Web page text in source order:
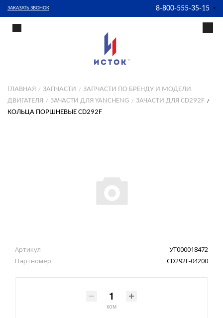
ЗАКАЗАТЬ ЗВОНОК 8-800-555-35-15
ГЛАВНАЯ ЗАПЧАСТИ
ЗАПЧАСТИ ПО БРЕНДУ И МОДЕЛИ
ДВИГАТЕЛЯ
ЗАЧАСТИ ДЛЯ YANCHENG
ЗАЧАСТИ ДЛЯ CD292F
КОЛЬЦА ПОРШНЕВЫЕ CD292F
Артикул
УТ000018472
Партномер
CD292F-04200
ком